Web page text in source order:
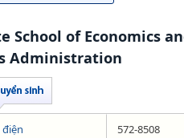
School of Economics
Administration
572-8508